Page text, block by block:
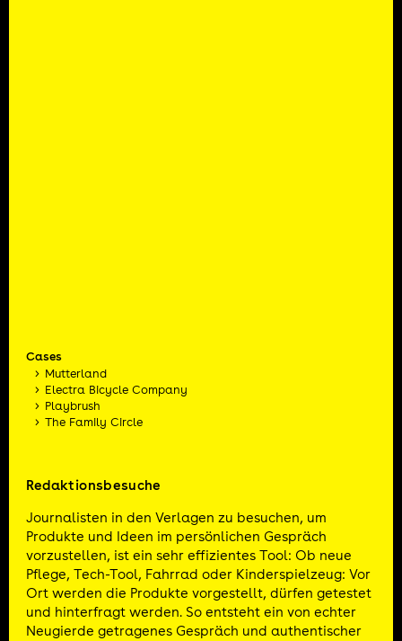
Cases
Mutterland
Electra Bicycle Company
Playbrush
The Family Circle
Redaktionsbesuche
Journalisten in den Verlagen zu besuchen, um
Produkte und Ideen im persönlichen Gespräch
vorzustellen, ist ein sehr effizientes Tool: Ob neue
Pflege, Tech-Tool, Fahrrad oder Kinderspielzeug: Vor
Ort werden die Produkte vorgestellt, dürfen getestet
und hinterfragt werden. So entsteht ein von echter
Neugierde getragenes Gespräch und authentischer